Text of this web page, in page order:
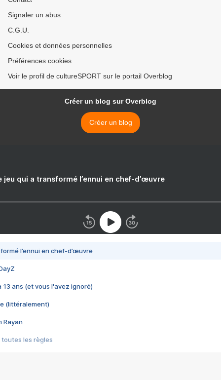
Signaler un abus
C.G.U.
Cookies et données personnelles
Préférences cookies
Voir le profil de cultureSPORT sur le portail Overblog
Créer un blog sur Overblog
Créer un blog
jeu qui a transformé l’ennui en chef-d’œuvre
l’ennui en chef-d’œuvre
13 ans (et vous l'avez ignoré)
(littéralement)
Rayan
toutes les règles